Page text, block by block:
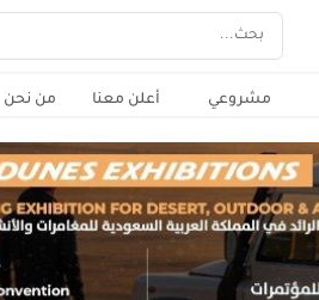
مشروعي أعلن معنا من نحن